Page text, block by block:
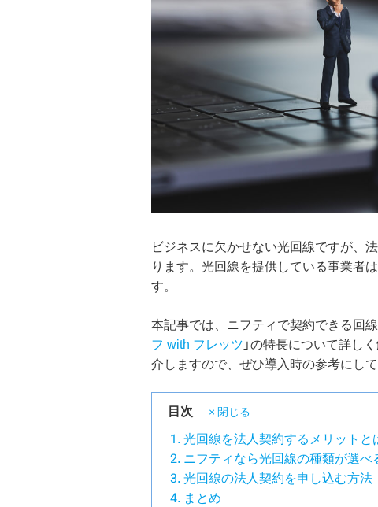
ビジネスに欠かせない光回線ですが、
ります。光回線を提供している事業者
す。
本記事では、ニフティで契約できる回
フ with フレッツ 」の特長について詳し
介しますので、ぜひ導入時の参考にして
目次 × 閉じる
光回線を法人契約するメリットと
ニフティなら光回線の種類が選べ
光回線の法人契約を申し込む方法
まとめ